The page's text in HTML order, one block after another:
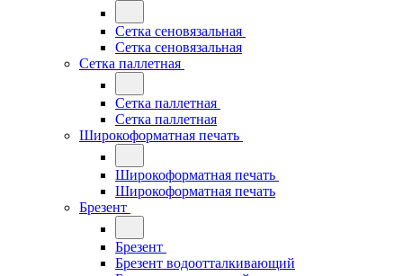
Сетка сеновязальная
Сетка сеновязальная
Сетка паллетная
Сетка паллетная
Сетка паллетная
Широкоформатная печать
Широкоформатная печать
Широкоформатная печать
Брезент
Брезент
Брезент водоотталкивающий